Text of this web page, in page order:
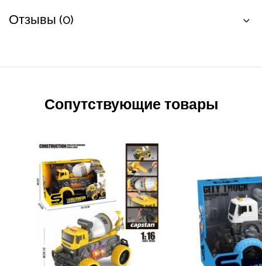
Отзывы (0)
Сопутствующие товары